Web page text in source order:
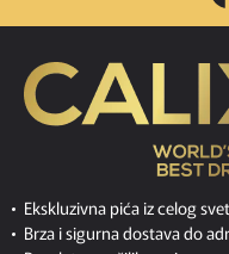
Ekskluzivna pića iz celog
Brza i sigurna dostava do